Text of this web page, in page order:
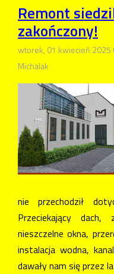
Remont
zakończony!
wtorek, 01 kwiecień 2025
Michalak
nie przechodził
Przeciekający dach,
nieszczelne okna,
instalacja wodna,
dawały nam się przez